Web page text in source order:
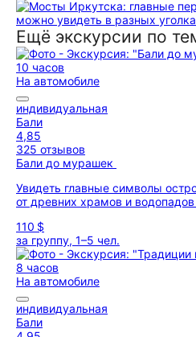
можно увидеть в разных
Ещё экскурсии по
10 часов
На автомобиле
индивидуальная
Бали
4,85
325 отзывов
Бали до мурашек
Увидеть главные символы
от древних храмов и
110 $
за группу, 1–5 чел.
8 часов
На автомобиле
индивидуальная
Бали